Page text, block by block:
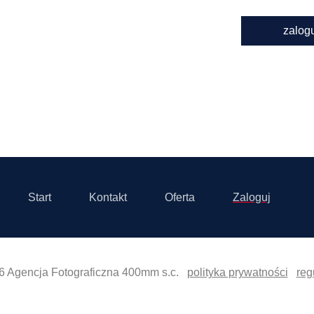
Start Kontakt Oferta Zaloguj
Agencja Fotograficzna 400mm s.c. polityka prywatności